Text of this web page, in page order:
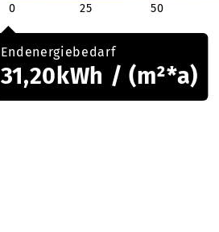
0 25 50
Endenergiebedarf
31,20kWh / (m²*a)